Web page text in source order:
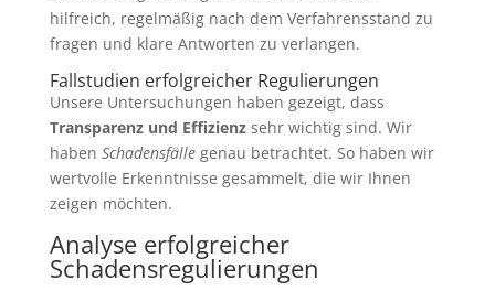
hilfreich, regelmäßig nach dem Verfahrensstand zu
fragen und klare Antworten zu verlangen.
Fallstudien erfolgreicher Regulierungen
Unsere Untersuchungen haben gezeigt, dass
Transparenz und Effizienzsehr wichtig sind. Wir
haben Schadensfällegenau betrachtet. So haben wir
wertvolle Erkenntnisse gesammelt, die wir Ihnen
zeigen möchten.
Analyse erfolgreicher
Schadensregulierungen